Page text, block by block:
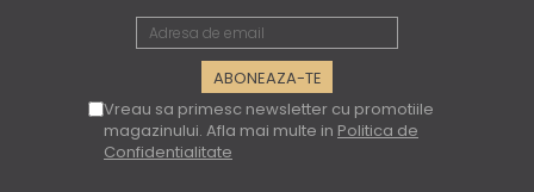
Vreau sa primesc newsletter cu promotiile
magazinului. Afla mai multe in Politica de
Confidentialitate